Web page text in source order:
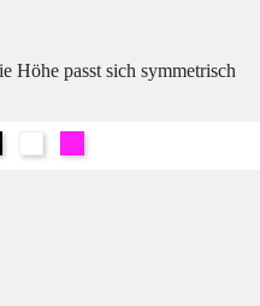
Höhe passt sich symmetrisch